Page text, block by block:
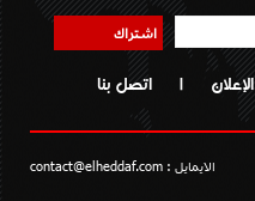
اشتراك
الإعلان | اتصل بنا
الايمايل : contact@elheddaf.com